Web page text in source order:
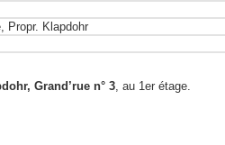
Propr. Klapdohr
Grand’rue n° 3, au 1er étage.